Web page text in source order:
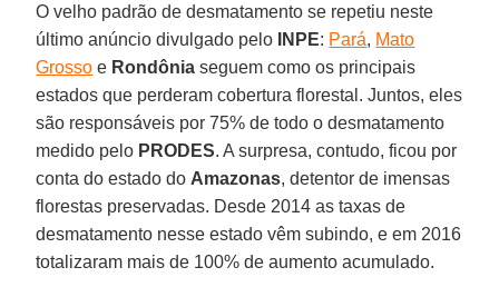
O velho padrão de desmatamento se repetiu neste
último anúncio divulgado pelo
INPE: Pará, Mato
Grosso e Rondônia seguem como os principais
estados que perderam cobertura florestal. Juntos, eles
são responsáveis por 75% de todo o desmatamento
medido pelo PRODES. A surpresa, contudo, ficou por
conta do estado do Amazonas, detentor de imensas
florestas preservadas. Desde 2014 as taxas de
desmatamento nesse estado vêm subindo, e em 2016
totalizaram mais de 100% de aumento acumulado.